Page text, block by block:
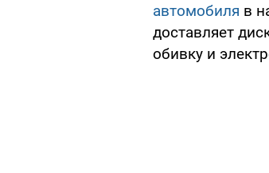
автомобиля в
доставляет
обивку и